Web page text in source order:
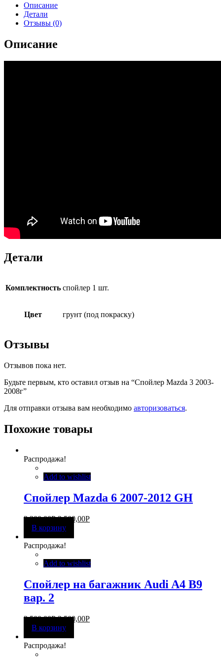
Описание
Детали
Отзывы (0)
Описание
Детали
Комплектность спойлер 1 шт.
Цвет грунт (под покраску)
Отзывы
Отзывов пока нет.
Будьте первым, кто оставил отзыв на “Спойлер Mazda 3 2003-
2008г”
Для отправки отзыва вам необходимо авторизоваться.
Похожие товары
Распродажа!
Add to wishlist
Спойлер Mazda 6 2007-2012 GH
3 200,00Р 2 500,00Р
В корзину
Распродажа!
Add to wishlist
Спойлер на багажник Audi A4 B9
вар. 2
3 500,00Р 2 500,00Р
В корзину
Распродажа!